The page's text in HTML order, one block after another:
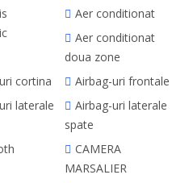
Aer conditionat
Aer conditionat
doua zone
cortina
Airbag-uri frontale
laterale
Airbag-uri laterale
spate
CAMERA
MARSALIER